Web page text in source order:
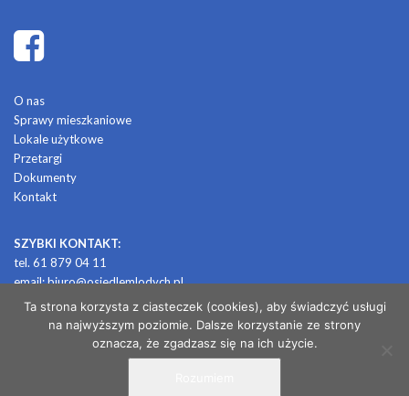
O nas
Sprawy mieszkaniowe
Lokale użytkowe
Przetargi
Dokumenty
Kontakt
SZYBKI KONTAKT:
tel. 61 879 04 11
email:biuro@osiedlemlodych.pl
© 2026 OSIEDLE MŁODYCH
Ta strona korzysta z ciasteczek (cookies), aby świadczyć usługi
na najwyższym poziomie. Dalsze korzystanie ze strony
oznacza, że zgadzasz się na ich użycie.